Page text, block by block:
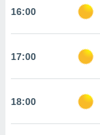
únicos
16:00
17:00
18:00